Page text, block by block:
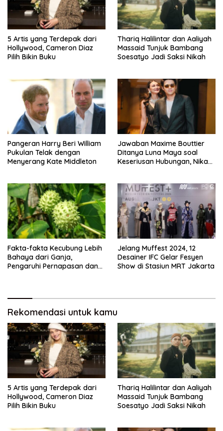
5 Artis yang Terdepak dari
Hollywood, Cameron Diaz
Pilih Bikin Buku
Thariq Halilintar dan Aaliyah
Massaid Tunjuk Bambang
Soesatyo Jadi Saksi Nikah
Pangeran Harry Beri William
Pukulan Telak dengan
Menyerang Kate Middleton
Jawaban Maxime Bouttier
Ditanya Luna Maya soal
Keseriusan Hubungan, Nikah
Fakta-fakta Kecubung Lebih
Bahaya dari Ganja,
Pengaruhi Pernapasan dan
Jelang Muffest 2024, 12
Desainer IFC Gelar Fesyen
Show di Stasiun MRT Jakarta
Rekomendasi untuk kamu
5 Artis yang Terdepak dari
Hollywood, Cameron Diaz
Pilih Bikin Buku
Thariq Halilintar dan Aaliyah
Massaid Tunjuk Bambang
Soesatyo Jadi Saksi Nikah